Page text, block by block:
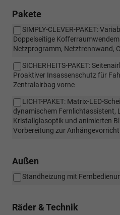
Pakete
SIMPLY-CLEVER-PAKET:
Doppelseitige
Netzprogramm, Netztrennwand,
SICHERHEITS-PAKET:
Proaktiver Insassenschutz für
Zentralairbag vorne
LICHT-PAKET: Matrix-LED-
dynamischem Fernlichtassistent,
Kristallglasoptik und animierten
Vorbereitung zur
Außen
Standheizung mit
Räder & Technik